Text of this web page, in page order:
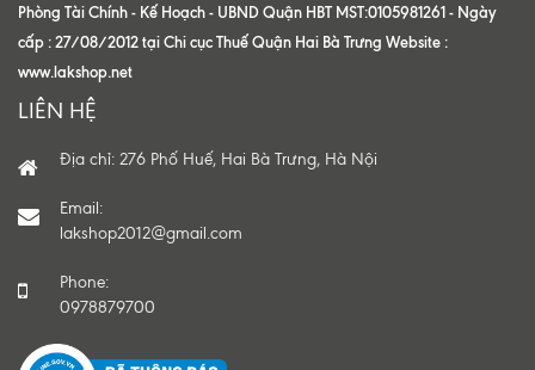
Phòng Tài Chính - Kế Hoạch - UBND Quận HBT MST:0105981261 - Ngày
cấp : 27/08/2012 tại Chi cục Thuế Quận Hai Bà Trưng Website :
www.lakshop.net
LIÊN HỆ
Địa chỉ: 276 Phố Huế, Hai Bà Trưng, Hà Nội
Email:
lakshop2012@gmail.com
Phone:
0978879700